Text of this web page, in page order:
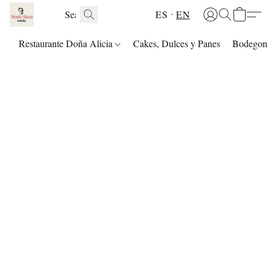
ES EN
Restaurante Doña Alicia Cakes, Dulces y Panes Bodegon